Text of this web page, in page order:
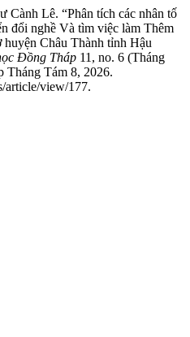
Lê. “Phân tích các nhân tố
đổi nghề Và tìm việc làm Thêm
Châu Thành tỉnh Hậu
Đồng Tháp 11, no. 6 (Tháng
Tháng Tám 8, 2026.
article/view/177.